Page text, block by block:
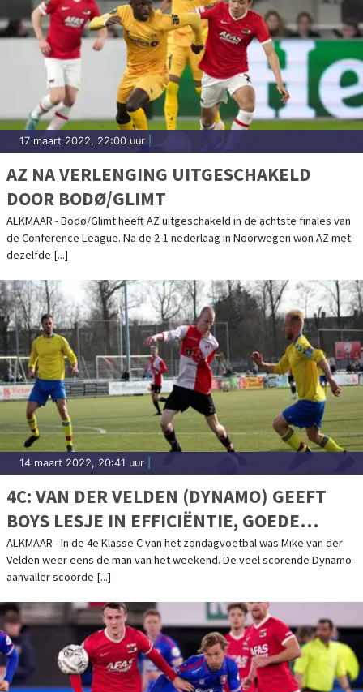
17 maart 2022, 22:00 uur
AZ NA VERLENGING UITGESCHAKELD
DOOR BODØ/GLIMT
ALKMAAR - Bodø/Glimt heeft AZ uitgeschakeld in de achtste finales van
de Conference League. Na de 2-1 nederlaag in Noorwegen won AZ met
dezelfde [...]
14 maart 2022, 20:41 uur
4C: VAN DER VELDEN (DYNAMO) GEEFT
BOYS LESJE IN EFFICIËNTIE, GOEDE
REEKS ALCMARIA EN ZEEVOGELS LOOPT
UIT
ALKMAAR - In de 4e Klasse C van het zondagvoetbal was Mike van der
Velden weer eens de man van het weekend. De veel scorende Dynamo-
aanvaller scoorde [...]